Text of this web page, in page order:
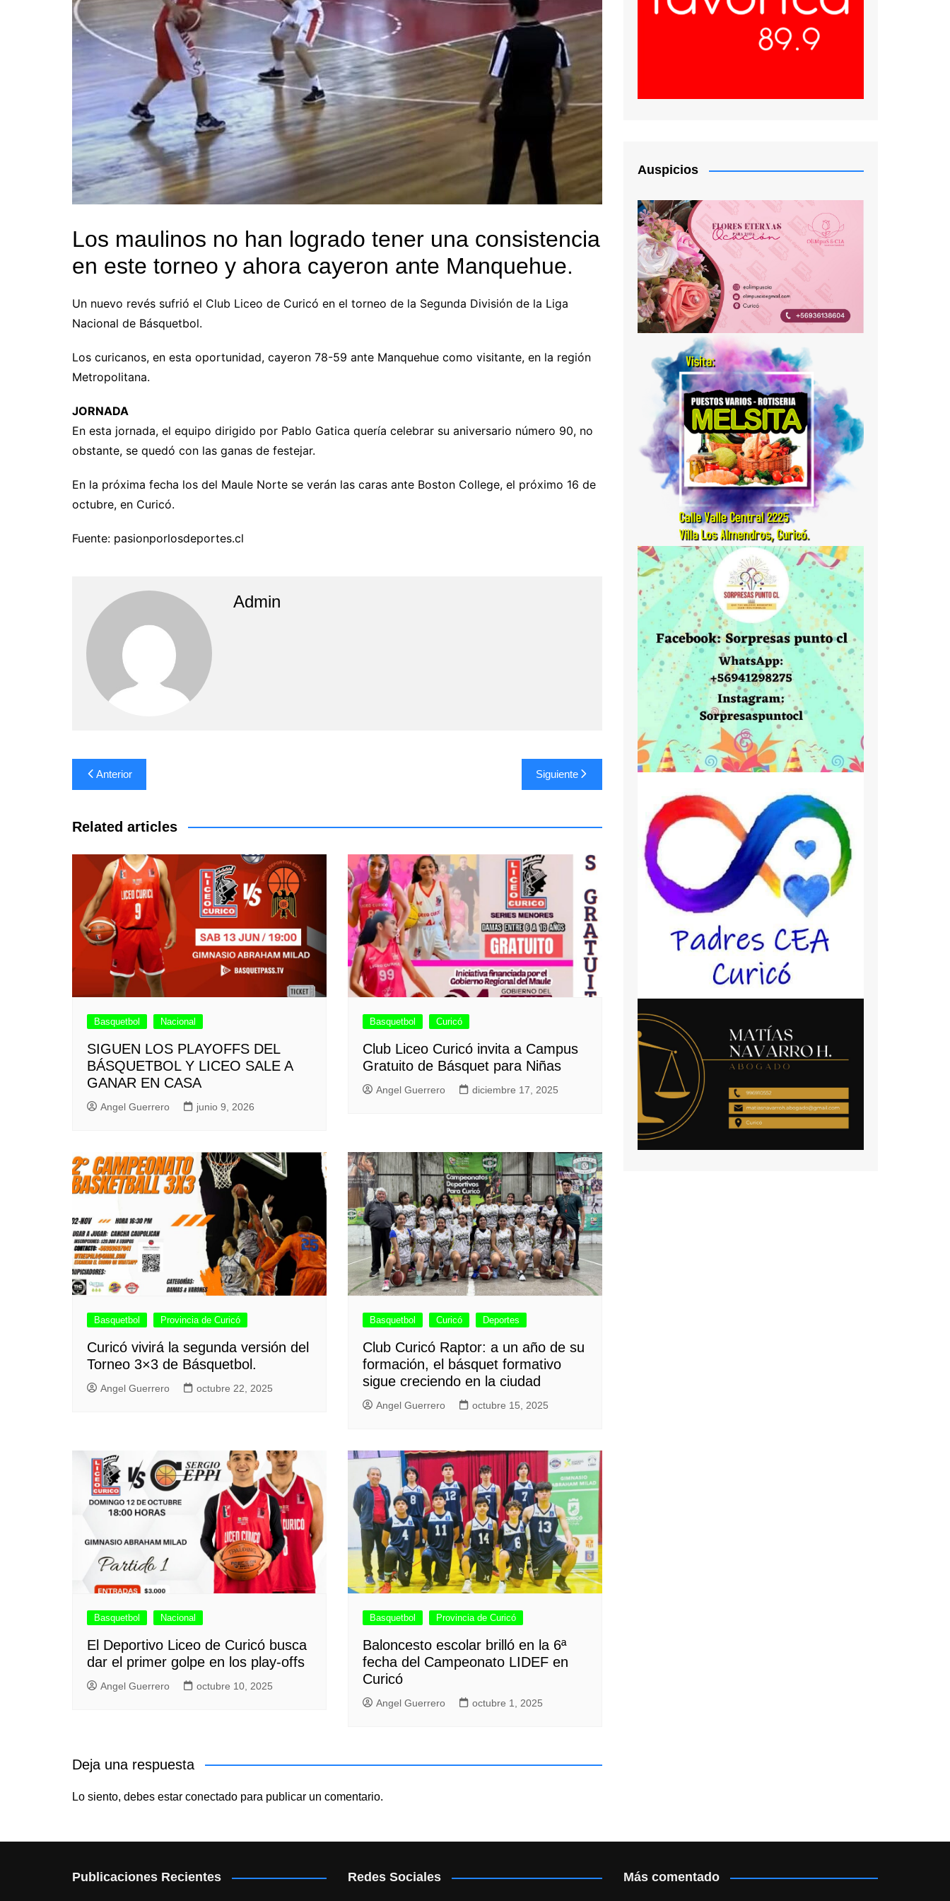
Los maulinos no han logrado tener una consistencia
en este torneo y ahora cayeron ante Manquehue.
Un nuevo revés sufrió el Club Liceo de Curicó en el torneo de la Segunda División de la Liga
Nacional de Básquetbol.
Los curicanos, en esta oportunidad, cayeron 78-59 ante Manquehue como visitante, en la región
Metropolitana.
JORNADA
En esta jornada, el equipo dirigido por Pablo Gatica quería celebrar su aniversario número 90, no
obstante, se quedó con las ganas de festejar.
En la próxima fecha los del Maule Norte se verán las caras ante Boston College, el próximo 16 de
octubre, en Curicó.
Fuente: pasionporlosdeportes.cl
Admin
Navegación
de
entradas
Anterior Siguiente
Related articles
Basquetbol Nacional
SIGUEN LOS PLAYOFFS DEL
BÁSQUETBOL Y LICEO SALE A
GANAR EN CASA
Angel Guerrero junio 9, 2026
Basquetbol Curicó
Club Liceo Curicó invita a Campus
Gratuito de Básquet para Niñas
Angel Guerrero diciembre 17, 2025
Basquetbol Provincia de Curicó
Curicó vivirá la segunda versión del
Torneo 3×3 de Básquetbol.
Angel Guerrero octubre 22, 2025
Basquetbol Curicó Deportes
Club Curicó Raptor: a un año de su
formación, el básquet formativo
sigue creciendo en la ciudad
Angel Guerrero octubre 15, 2025
Basquetbol Nacional
El Deportivo Liceo de Curicó busca
dar el primer golpe en los play-offs
Angel Guerrero octubre 10, 2025
Basquetbol Provincia de Curicó
Baloncesto escolar brilló en la 6ª
fecha del Campeonato LIDEF en
Curicó
Angel Guerrero octubre 1, 2025
Deja una respuesta
Lo siento, debes estar conectado para publicar un comentario.
Auspicios
Publicaciones Recientes Redes Sociales Más comentado